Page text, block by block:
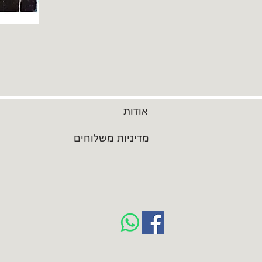
אודות
מדיניות משלוחים